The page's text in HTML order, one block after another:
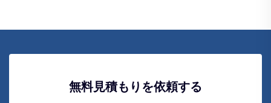
無料見積もりを依頼する